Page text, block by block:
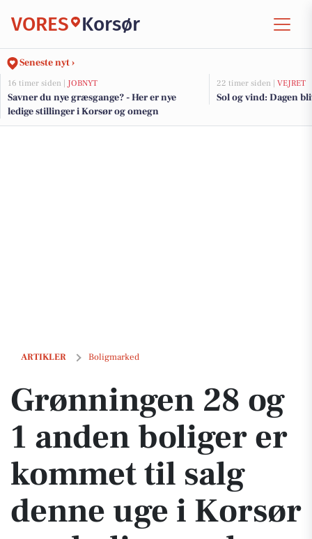
VORES Korsør
Seneste nyt ›
16 timer siden | JOBNYT
Savner du nye græsgange? - Her er nye
ledige stillinger i Korsør og omegn
22 timer siden | VEJRET
Sol og vind: Dagen
ARTIKLER Boligmarked
Grønningen 28 og 1 anden boliger er kommet til salg denne uge i
Grønningen 28 og
1 anden boliger er
kommet til salg
denne uge i Korsør